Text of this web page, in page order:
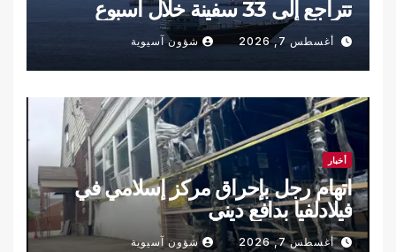
تتراجع إلى 33 سفينة خلال أسبوع
أغسطس 7, 2026 شؤون آسيوية
أخبار
اتهام رجل بإحراق مركز إسلامي في
فيلادلفيا بدافع ديني
أغسطس 7, 2026 شؤون آسيوية